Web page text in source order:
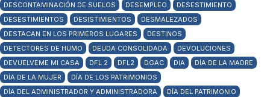
DESCONTAMINACIÓN DE SUELOS
DESEMPLEO
DESESTIMIENTO
DESESTIMIENTOS
DESISTIMIENTOS
DESMALEZADOS
DESTACAN EN LOS PRIMEROS LUGARES
DESTINOS
DETECTORES DE HUMO
DEUDA CONSOLIDADA
DEVOLUCIONES
DEVUELVEME MI CASA
DFL 2 DFL2 DGAC DIA
DÍA DE LA MADRE
DÍA DE LA MUJER
DÍA DE LOS PATRIMONIOS
DÍA DEL ADMINISTRADOR Y ADMINISTRADORA
DÍA DEL PATRIMONIO